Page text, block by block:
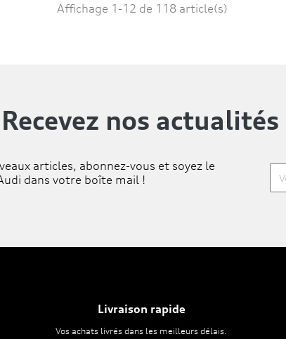
Affichage 1-12 de 118 article(s)
Recevez nos actualités
articles, abonnez-vous et soyez le
dans votre boîte mail !
Livraison rapide
Vos achats livrés dans les meilleurs délais.